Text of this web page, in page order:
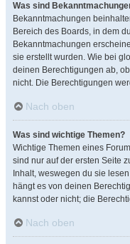
Was sind
Bekanntmachungen
Bereich des Boards, in dem
Bekanntmachungen
sie erstellt wurden. Wie bei
deinen Berechtigungen ab,
nicht. Die Berechtigungen
Nach oben
Was sind wichtige Themen?
Wichtige Themen eines
sind nur auf der ersten Seite
Inhalt, weswegen du sie
hängt es von deinen
kannst oder nicht; die
Nach oben